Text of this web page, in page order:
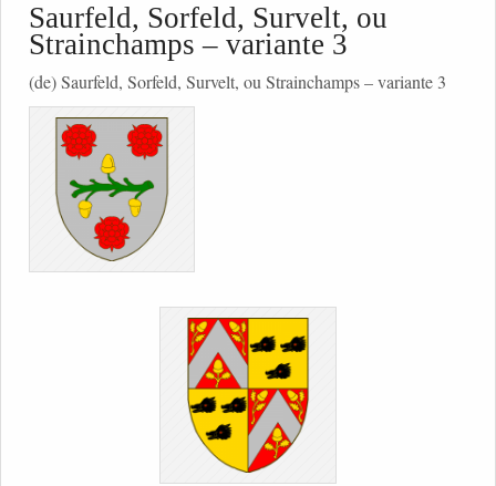
Saurfeld, Sorfeld, Survelt, ou
Strainchamps – variante 3
(de) Saurfeld, Sorfeld, Survelt, ou Strainchamps – variante 3